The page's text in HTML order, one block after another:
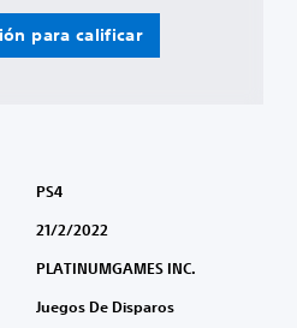
para calificar
PS4
21/2/2022
PLATINUMGAMES INC.
Juegos De Disparos